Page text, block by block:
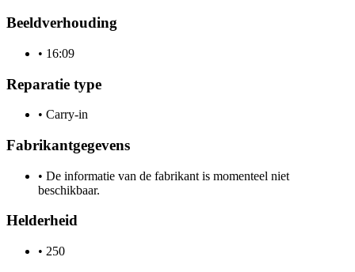
Beeldverhouding
• 16:09
Reparatie type
• Carry-in
Fabrikantgegevens
• De informatie van de fabrikant is momenteel niet
beschikbaar.
Helderheid
• 250